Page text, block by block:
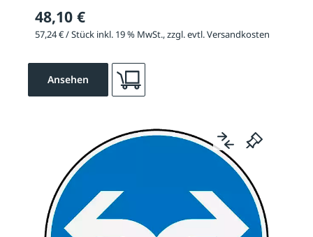
48,10 €
57,24 € / Stück inkl. 19 % MwSt., zzgl. evtl. Versandkosten
Ansehen